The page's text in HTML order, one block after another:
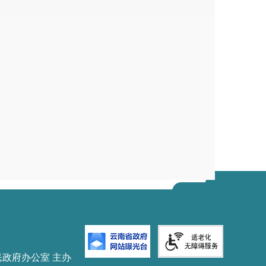
用原则，并对事实及所提交的证
实陈述和证据材料正是审查此类
争商标的注册使用是否会导致混
府办公室 主办